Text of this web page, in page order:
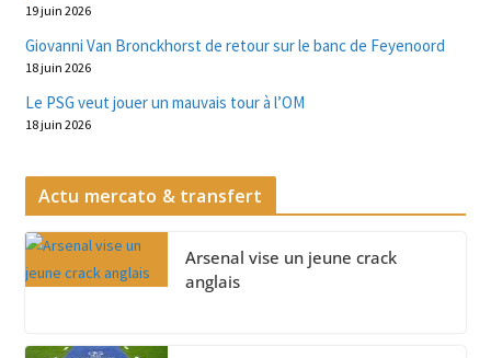
19 juin 2026
Giovanni Van Bronckhorst de retour sur le banc de Feyenoord
18 juin 2026
Le PSG veut jouer un mauvais tour à l’OM
18 juin 2026
Actu mercato & transfert
Arsenal vise un jeune crack
anglais